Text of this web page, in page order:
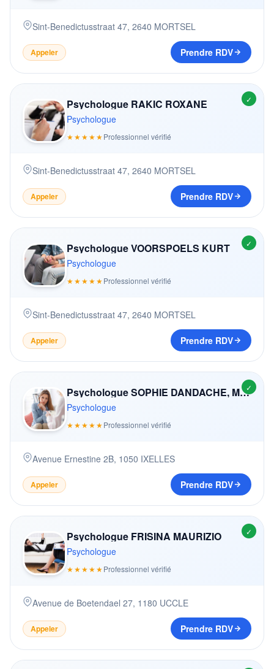
Sint-Benedictusstraat 47, 2640 MORTSEL
Appeler Prendre RDV
✓
Psychologue RAKIC ROXANE
Psychologue
★★★★★Professionnel vérifié
Sint-Benedictusstraat 47, 2640 MORTSEL
Appeler Prendre RDV
✓
Psychologue VOORSPOELS KURT
Psychologue
★★★★★Professionnel vérifié
Sint-Benedictusstraat 47, 2640 MORTSEL
Appeler Prendre RDV
✓
Psychologue SOPHIE DANDACHE, MME
Psychologue
★★★★★Professionnel vérifié
Avenue Ernestine 2B, 1050 IXELLES
Appeler Prendre RDV
✓
Psychologue FRISINA MAURIZIO
Psychologue
★★★★★Professionnel vérifié
Avenue de Boetendael 27, 1180 UCCLE
Appeler Prendre RDV